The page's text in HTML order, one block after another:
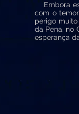
Embora
com o
perigo
da Pena, no
esperança